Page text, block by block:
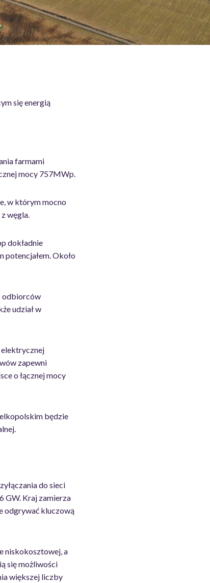
się energią
farmami
mocy 757MWp.
w którym mocno
węgla.
dokładnie
potencjałem. Około
odbiorców
udział w
elektrycznej
zapewni
o łącznej mocy
będzie
do sieci
GW. Kraj zamierza
odgrywać kluczową
niskokosztowej, a
się możliwości
większej liczby